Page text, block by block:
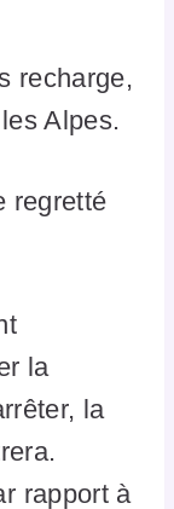
recharge,
Alpes.
regretté
la
la
rapport à